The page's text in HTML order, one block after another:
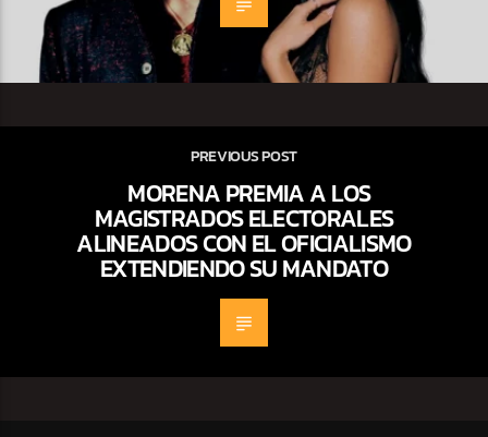
PREVIOUS POST
MORENA PREMIA A LOS
MAGISTRADOS ELECTORALES
ALINEADOS CON EL OFICIALISMO
EXTENDIENDO SU MANDATO